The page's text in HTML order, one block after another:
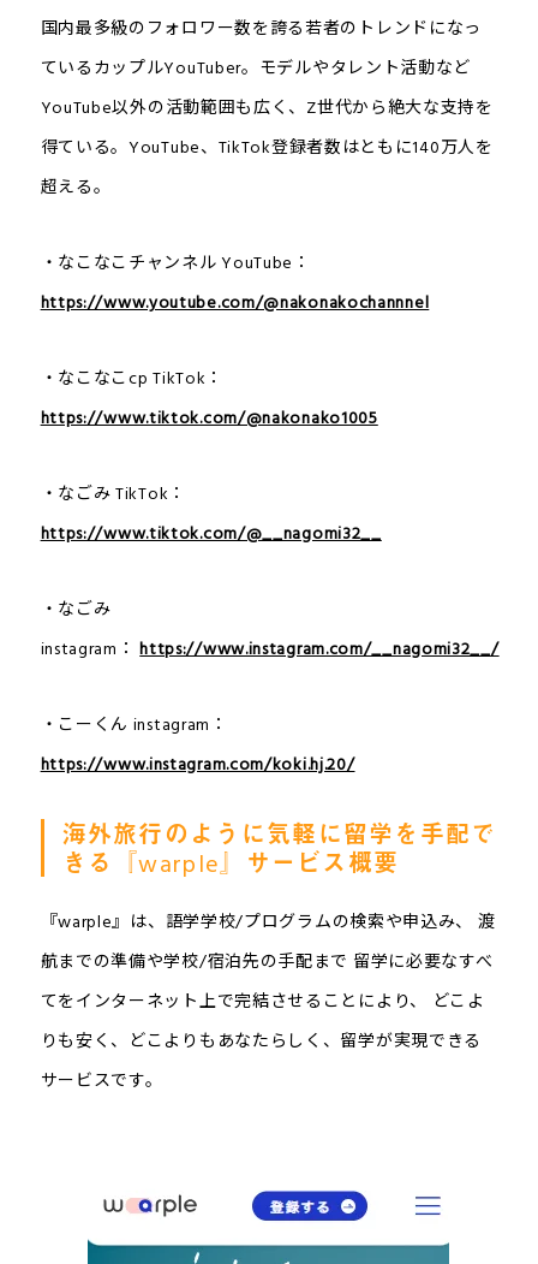
国内最多級のフォロワー数を誇る若者のトレンドになっ
ているカップルYouTuber。モデルやタレント活動など
YouTube以外の活動範囲も広く、Z世代から絶大な支持を
得ている。YouTube、TikTok登録者数はともに140万人を
超える。
・なこなこチャンネル YouTube：
https://www.youtube.com/@nakonakochannnel
・なこなこcp TikTok：
https://www.tiktok.com/@nakonako1005
・なごみ TikTok：
https://www.tiktok.com/@__nagomi32__
・なごみ
instagram：https://www.instagram.com/__nagomi32__/
・こーくん instagram：
https://www.instagram.com/koki.hj.20/
海外旅行のように気軽に留学を手配で
きる『warple』サービス概要
『warple』は、語学学校/プログラムの検索や申込み、 渡
航までの準備や学校/宿泊先の手配まで 留学に必要なすべ
てをインターネット上で完結させることにより、 どこよ
りも安く、どこよりもあなたらしく、留学が実現できる
サービスです。